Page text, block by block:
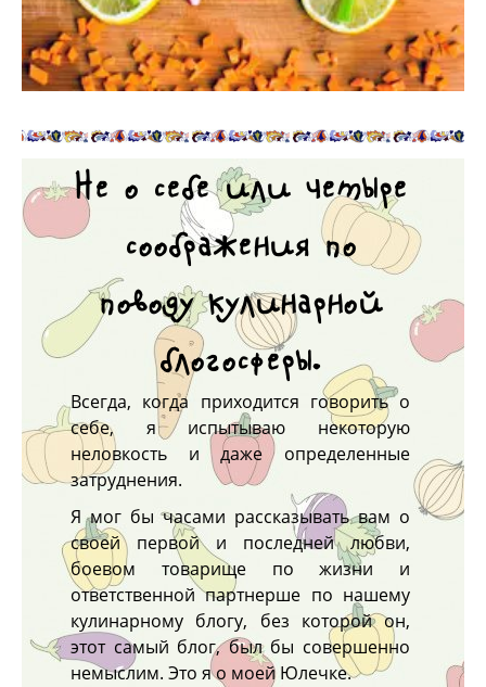
Не о себе или четыре
соображения по
поводу кулинарной
блогосферы.
Всегда, когда приходится говорить о
себе, я испытываю некоторую
неловкость и даже определенные
затруднения.
Я мог бы часами рассказывать вам о
своей первой и последней любви,
боевом товарище по жизни и
ответственной партнерше по нашему
кулинарному блогу, без которой он,
этот самый блог, был бы совершенно
немыслим. Это я о моей Юлечке.